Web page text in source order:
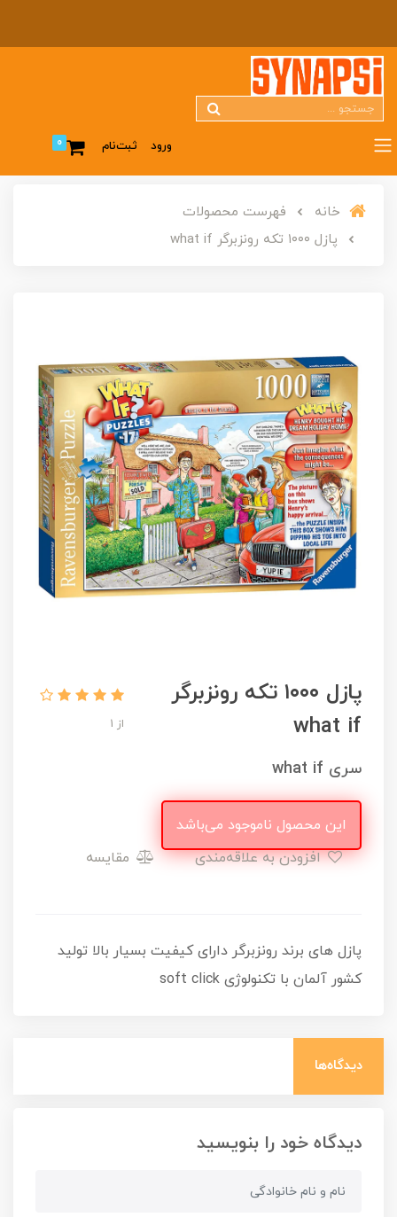
ورود ثبت‌نام 0
خانه
فهرست محصولات
پازل ۱۰۰۰ تکه رونزبرگر what if
پازل ۱۰۰۰ تکه رونزبرگر
what if
از 1
سری what if
این محصول ناموجود می‌باشد
افزودن به علاقه‌مندی
مقایسه
پازل های برند رونزبرگر دارای کیفیت بسیار بالا تولید
کشور آلمان با تکنولوژی soft click
دیدگاه‌ها
دیدگاه خود را بنویسید